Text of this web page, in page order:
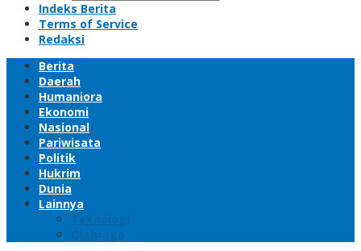
Indeks Berita
Terms of Service
Redaksi
Berita
Daerah
Humaniora
Ekonomi
Nasional
Pariwisata
Politik
Hukrim
Dunia
Lainnya
Teknologi
Olahraga